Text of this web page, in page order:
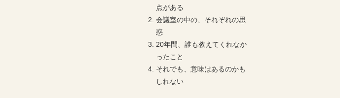
点がある
会議室の中の、それぞれの思
惑
20年間、誰も教えてくれなか
ったこと
それでも、意味はあるのかも
しれない